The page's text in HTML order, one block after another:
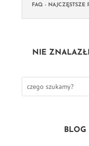
FAQ - NAJCZĘSTSZE
NIE
BLOG